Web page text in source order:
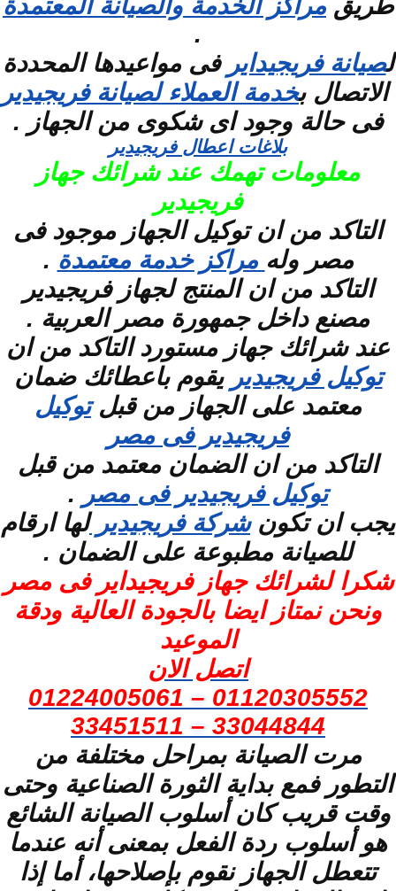
طريق مراكز الخدمة والصيانة المعتمدة
.
لصيانة فريجيداير فى مواعيدها المحددة
الاتصال بخدمة العملاء لصيانة فريجيدير
فى حالة وجود اى شكوى من الجهاز .
بلاغات اعطال فريجيدير
معلومات تهمك عند شرائك جهاز
فريجيدير
التاكد من ان توكيل الجهاز موجود فى
مصر وله مراكز خدمة معتمدة .
التاكد من ان المنتج لجهاز فريجيدير
مصنع داخل جمهورة مصر العربية .
عند شرائك جهاز مستورد التاكد من ان
توكيل فريجيدير يقوم باعطائك ضمان
معتمد على الجهاز من قبلتوكيل
فريجيدير فى مصر
التاكد من ان الضمان معتمد من قبل
توكيل فريجيدير فى مصر .
يجب ان تكونشركة فريجيديرلها ارقام
للصيانة مطبوعة على الضمان .
شكرا لشرائك جهاز فريجيداير فى مصر
ونحن نمتاز ايضا بالجودة العالية ودقة
الموعيد
اتصل الان
01120305552 – 01224005061
33044844 – 33451511
مرت الصيانة بمراحل مختلفة من
التطور فمع بداية الثورة الصناعية وحتى
وقت قريب كان أسلوب الصيانة الشائع
هو أسلوب ردة الفعل بمعنى أنه عندما
تتعطل الجهاز نقوم بإصلاحها، أما إذا